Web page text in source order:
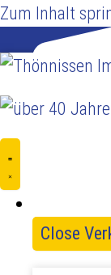
Zum Inhalt
Close